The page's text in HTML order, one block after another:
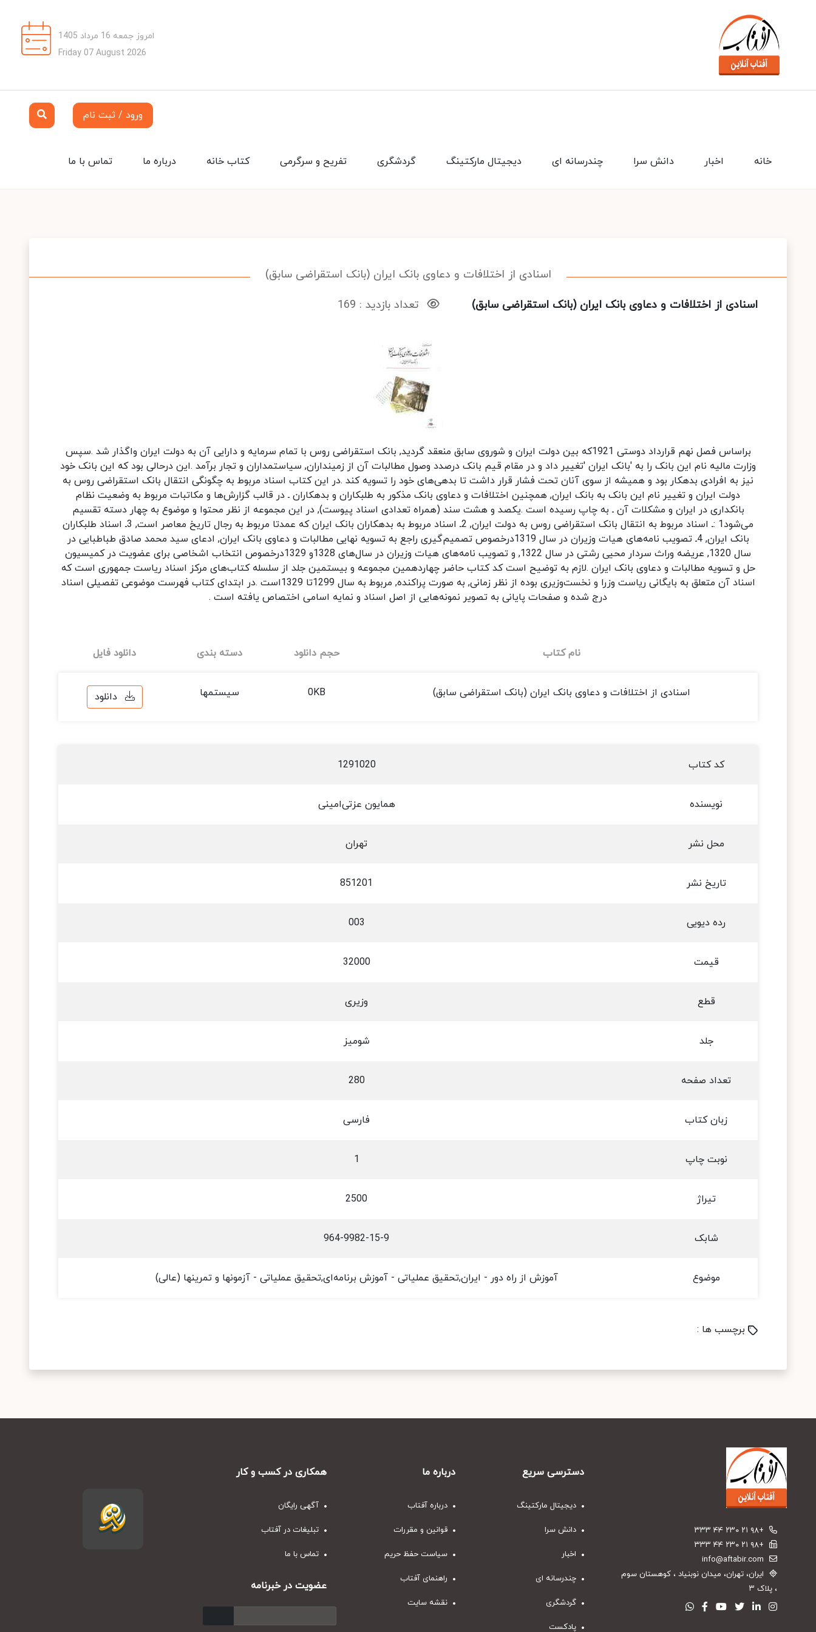
امروز جمعه 16 مرداد 1405
Friday 07 August 2026
ورود / ثبت نام
تماس با ما درباره ما کتاب خانه تفریح و سرگرمی گردشگری دیجیتال مارکتینگ چندرسانه ای دانش سرا اخبار خانه
اسنادی از اختلافات و دعاوی بانک ایران (بانک استقراضی سابق)
اسنادی از اختلافات و دعاوی بانک ایران (بانک استقراضی سابق)
تعداد بازدید : 169
براساس فصل نهم قرارداد دوستی 1921که بین دولت ایران و شوروی سابق منعقد گردید, بانک استقراضی روس با تمام سرمایه و دارایی آن به دولت ایران واگذار شد .سپس
وزارت مالیه نام این بانک را به 'بانک ایران 'تغییر داد و در مقام قیم بانک درصدد وصول مطالبات آن از زمینداران, سیاستمداران و تجار برآمد .این درحالی بود که این بانک خود
نیز به افرادی بدهکار بود و همیشه از سوی آنان تحت فشار قرار داشت تا بدهی‌های خود را تسویه کند .در این کتاب اسناد مربوط به چگونگی انتقال بانک استقراضی روس به
دولت ایران و تغییر نام این بانک به بانک ایران, همچنین اختلافات و دعاوی بانک مذکور به طلبکاران و بدهکاران ـ در قالب گزارش‌ها و مکاتبات مربوط به وضعیت نظام
بانکداری در ایران و مشکلات آن ـ به چاپ رسیده است .یکصد و هشت سند (همراه تعدادی اسناد پیوست), در این مجموعه از نظر محتوا و موضوع به چهار دسته تقسیم
می‌شود1 :ـ اسناد مربوط به انتقال بانک استقراضی روس به دولت ایران, 2ـ اسناد مربوط به بدهکاران بانک ایران که عمدتا مربوط به رجال تاریخ معاصر است, 3ـ اسناد طلبکاران
بانک ایران, 4ـ تصویب نامه‌های هیات وزیران در سال 1319درخصوص تصمیم‌گیری راجع به تسویه نهایی مطالبات و دعاوی بانک ایران, ادعای سید محمد صادق طباطبایی در
سال 1320, عریضه وراث سردار محیی رشتی در سال 1322, و تصویب نامه‌های هیات وزیران در سال‌های 1328و 1329درخصوص انتخاب اشخاصی برای عضویت در کمیسیون
حل و تسویه مطالبات و دعاوی بانک ایران .لازم به توضیح است کد کتاب حاضر چهاردهمین مجموعه و بیستمین جلد از سلسله کتاب‌های مرکز اسناد ریاست جمهوری است که
اسناد آن متعلق به بایگانی ریاست وزرا و نخست‌وزیری بوده از نظر زمانی, به صورت پراکنده, مربوط به سال 1299تا 1329است .در ابتدای کتاب فهرست موضوعی تفصیلی اسناد
درج شده و صفحات پایانی به تصویر نمونه‌هایی از اصل اسناد و نمایه اسامی اختصاص یافته است .
نام کتاب حجم دانلود دسته بندی دانلود فایل
اسنادی از اختلافات و دعاوی بانک ایران (بانک استقراضی سابق) 0KB سیستمها دانلود
کد کتاب 1291020
نویسنده همایون عزتی‌امینی
محل نشر تهران
تاریخ نشر 851201
رده دیویی 003
قیمت 32000
قطع وزیری
جلد شومیز
تعداد صفحه 280
زبان کتاب فارسی
نوبت چاپ 1
تیراژ 2500
شابک 964-9982-15-9
موضوع آموزش از راه دور - ایران,تحقیق عملیاتی - آموزش برنامه‌ای,تحقیق عملیاتی - آزمونها و تمرینها (عالی)
برچسب ها :
+۹۸ ۲۱ ۲۳۰ ۴۴ ۳۳۳
+۹۸ ۲۱ ۲۳۰ ۴۴ ۳۳۳
info@aftabir.com
ایران، تهران، میدان نوبنیاد ، کوهستان سوم
، پلاک ۳
دسترسی سریع
دیجیتال مارکتینگ
دانش سرا
اخبار
چندرسانه ای
گردشگری
پادکست
درباره ما
درباره آفتاب
قوانین و مقررات
سیاست حفظ حریم
راهنمای آفتاب
نقشه سایت
همکاری در کسب و کار
آگهی رایگان
تبلیغات در آفتاب
تماس با ما
عضویت در خبرنامه